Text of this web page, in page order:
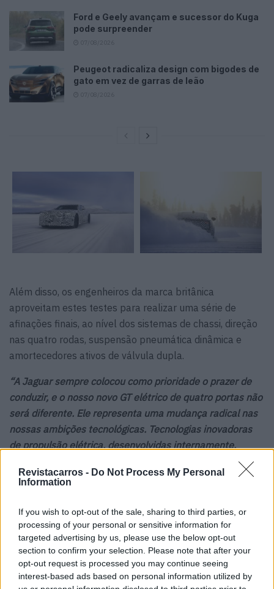
Revistacarros - Do Not Process My Personal
Information
If you wish to opt-out of the sale, sharing to third parties, or
processing of your personal or sensitive information for
targeted advertising by us, please use the below opt-out
section to confirm your selection. Please note that after your
opt-out request is processed you may continue seeing
interest-based ads based on personal information utilized by
Ford e Geely avançam e sucessor do Kuga
pode surpreender
Peugeot radicaliza design com bigodes de
gato em vez de garras de leão
Além disso, os engenheiros da marca britânica
aproveitam estes testes para realizar uma série de
afinações finais, ao nível dos sistemas de chassi, direção
nas quatro rodas, suspensão pneumática dinâmica e
amortecedores ativos de válvula dupla.
“A Jaguar sempre colocou como prioridade o prazer de
conduzir, e o nosso novo GT elétrico de quatro portas não
será diferente. Ele representa uma mudança radical nas
nossas ambições tecnológicas. Tecnologias inovadoras
de propulsão elétrica, desenvolvidas internamente,
combinam-se com as proporções únicas do automóvel e
o baixo centro de gravidade para criar um luxuoso Gran
Becker, diretor de engenharia de veículos da Jaguar Land
Rover.